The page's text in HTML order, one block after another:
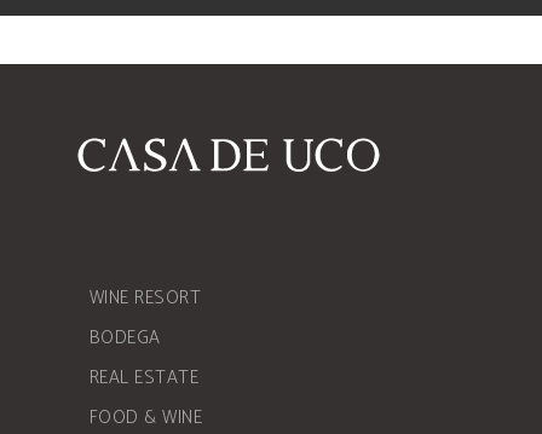
WINE RESORT
BODEGA
REAL ESTATE
FOOD & WINE